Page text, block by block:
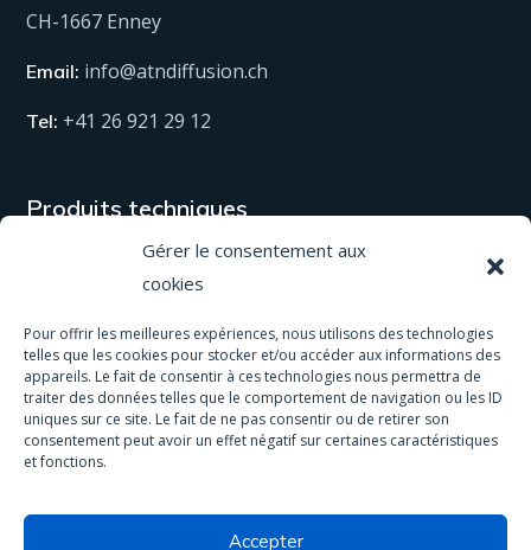
Gérer le consentement aux
cookies
Pour offrir les meilleures expériences, nous utilisons des technologies
telles que les cookies pour stocker et/ou accéder aux informations des
appareils. Le fait de consentir à ces technologies nous permettra de
traiter des données telles que le comportement de navigation ou les ID
uniques sur ce site. Le fait de ne pas consentir ou de retirer son
consentement peut avoir un effet négatif sur certaines caractéristiques
et fonctions.
Accepter
CH-1667 Enney
Email: info@atndiffusion.ch
Tel: +41 26 921 29 12
Produits techniques
Equipement de protection
Spas & Piscines
Traitement antidérapant